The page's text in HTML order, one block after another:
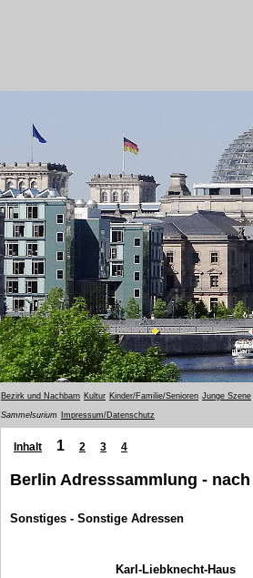
Bezirk und Nachbarn Kultur Kinder/Familie/Senioren Junge Szene
Sammelsurium Impressum/Datenschutz
Inhalt 1 2 3 4
Berlin Adresssammlung -
Sonstiges - Sonstige Adressen
Karl-Liebknecht-Haus